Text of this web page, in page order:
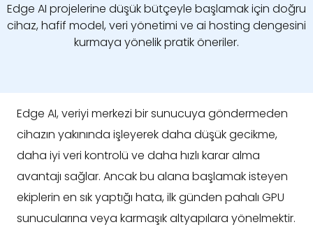
Edge AI projelerine düşük bütçeyle başlamak için doğru
cihaz, hafif model, veri yönetimi ve ai hosting dengesini
kurmaya yönelik pratik öneriler.
Edge AI, veriyi merkezi bir sunucuya göndermeden
cihazın yakınında işleyerek daha düşük gecikme,
daha iyi veri kontrolü ve daha hızlı karar alma
avantajı sağlar. Ancak bu alana başlamak isteyen
ekiplerin en sık yaptığı hata, ilk günden pahalı GPU
sunucularına veya karmaşık altyapılara yönelmektir.